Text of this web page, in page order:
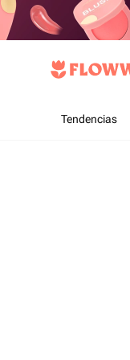
Tendencias